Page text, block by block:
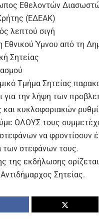
Εθελοντών
(ΕΔΕΑΚ)
λεπτού σιγή
Εθνικού Ύμνου από τη
Σητείας
Τμήμα Σητείας
για την λήψη των
και κυκλοφοριακών
ΟΛΟΥΣ τους
να φροντίσουν
των στεφάνων τους.
της εκδήλωσης
Σητείας.